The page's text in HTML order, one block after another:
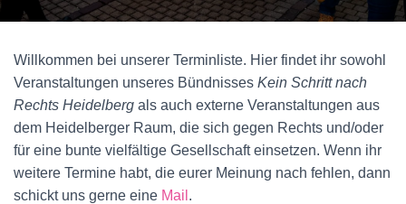
I
O
U
M
Willkommen bei unserer Terminliste. Hier findet ihr sowohl
Veranstaltungen unseres Bündnisses Kein Schritt nach
Rechts Heidelberg als auch externe Veranstaltungen aus
dem Heidelberger Raum, die sich gegen Rechts und/oder
für eine bunte vielfältige Gesellschaft einsetzen. Wenn ihr
weitere Termine habt, die eurer Meinung nach fehlen, dann
schickt uns gerne eine Mail .